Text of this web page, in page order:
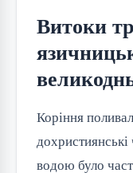
Витоки
Коріння
водою було